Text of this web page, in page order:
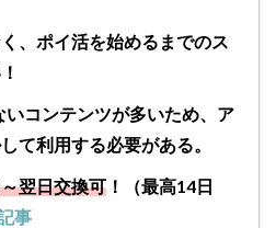
、ポイ活を始めるまでのス
いコンテンツが多いため、ア
て利用する必要がある。
翌日交換可 ！（最高14日
事